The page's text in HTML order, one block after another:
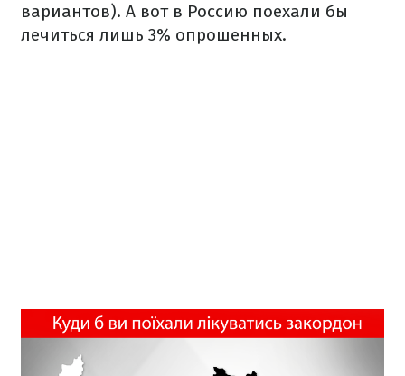
вариантов). А вот в Россию поехали бы
лечиться лишь 3% опрошенных.